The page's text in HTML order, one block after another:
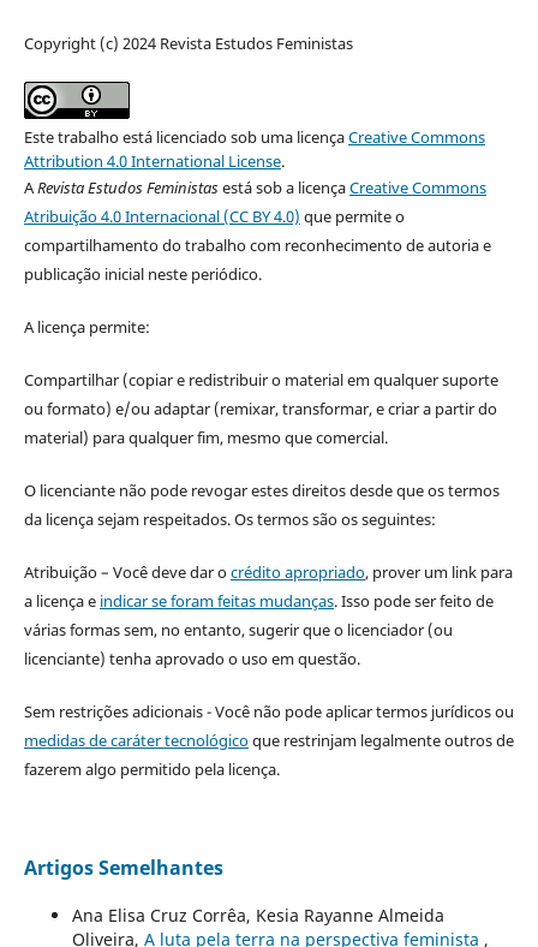
Copyright (c) 2024 Revista Estudos Feministas
Este trabalho está licenciado sob uma licençaCreative Commons
Attribution 4.0 International License.
ARevista Estudos Feministasestá sob a licençaCreative Commons
Atribuição 4.0 Internacional (CC BY 4.0) que permite o
compartilhamento do trabalho com reconhecimento de autoria e
publicação inicial neste periódico.
A licença permite:
Compartilhar (copiar e redistribuir o material em qualquer suporte
ou formato) e/ou adaptar (remixar, transformar, e criar a partir do
material) para qualquer fim, mesmo que comercial.
O licenciante não pode revogar estes direitos desde que os termos
da licença sejam respeitados. Os termos são os seguintes:
Atribuição – Você deve dar ocrédito apropriado, prover um link para
a licença e indicar se foram feitas mudanças. Isso pode ser feito de
várias formas sem, no entanto, sugerir que o licenciador (ou
licenciante) tenha aprovado o uso em questão.
Sem restrições adicionais - Você não pode aplicar termos jurídicos ou
medidas de caráter tecnológicoque restrinjam legalmente outros de
fazerem algo permitido pela licença.
Artigos Semelhantes
Ana Elisa Cruz Corrêa, Kesia Rayanne Almeida
Oliveira, A luta pela terra na perspectiva feminista ,